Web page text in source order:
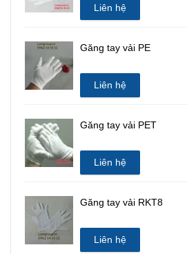
Liên hệ
Găng tay vải PE
Liên hệ
Găng tay vải PET
Liên hệ
Găng tay vải RKT8
Liên hệ